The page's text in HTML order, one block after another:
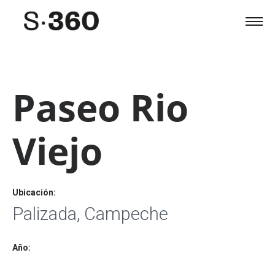
Paseo Rio
Viejo
Ubicación:
Palizada, Campeche
Año: